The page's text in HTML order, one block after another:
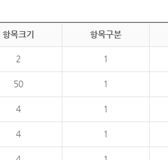
항목크기 항목구분
2 1
50 1
4 1
4 1